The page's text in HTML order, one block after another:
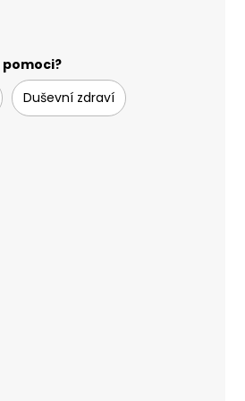
Duševní zdraví